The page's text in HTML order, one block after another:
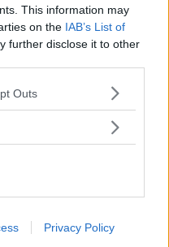
This information may
on the IAB’s List of
further disclose it to other
one or more Google
You may click to
in below Google
Outs
Privacy Policy
– man från Vimmerby
dramatiken ökar
i SM
uppgifter”